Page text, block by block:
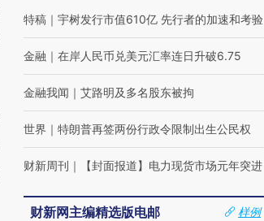
特稿 ｜ 宇树发行市值610亿 先行者的加速和考验
金融 ｜ 在岸人民币兑美元汇率连日升破6.75
金融我闻 ｜ 艾路明及多名股东被拘
世界 ｜ 特朗普再签两份行政令限制出生公民权
财新周刊 ｜ 【封面报道】电力现货市场元年突进
财新网主编精选版电邮
样例